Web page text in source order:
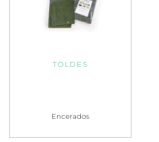
TOLDES
Encerados